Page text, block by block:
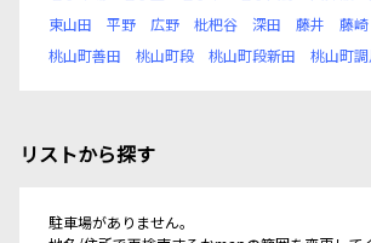
東山田
平野 広野 枇杷谷 深田 藤井 藤崎
桃山町善田
桃山町段 桃山町段新田 桃山町調
リストから探す
駐車場がありません。